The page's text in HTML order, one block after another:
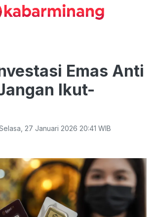
Emas Anti
Ikut-
27 Januari 2026 20:41 WIB